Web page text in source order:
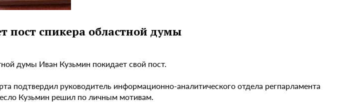
пост спикера областной думы
думы Иван Кузьмин покидает свой пост.
подтвердил руководитель информационно-аналитического отдела регпарламента
Кузьмин решил по личным мотивам.